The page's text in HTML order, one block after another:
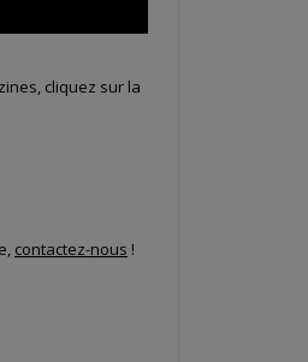
cliquez sur la
contactez-nous !